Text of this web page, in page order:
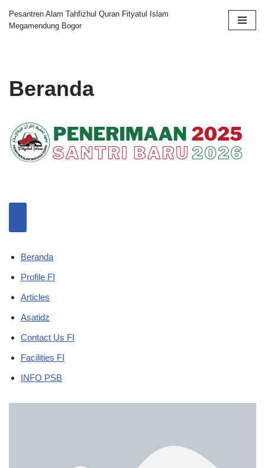
Skip
Pesantren Alam Tahfizhul Quran Fityatul Islam
Megamendung Bogor
Beranda
Beranda
Profile FI
Articles
Asatidz
Contact Us FI
Facilities FI
INFO PSB